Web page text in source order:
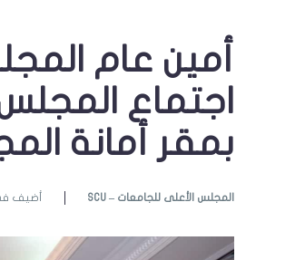
أمين عام
اجتماع
بمقر أمانة
SCU – المجلس الأعلى للجامعات أضيف فى :